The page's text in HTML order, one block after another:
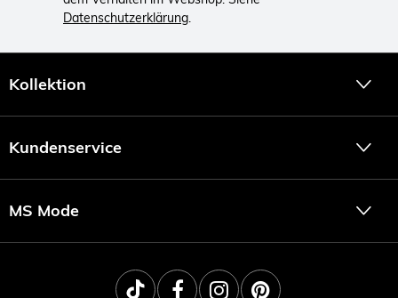
Datenschutzerklärung.
Kollektion
Kundenservice
MS Mode